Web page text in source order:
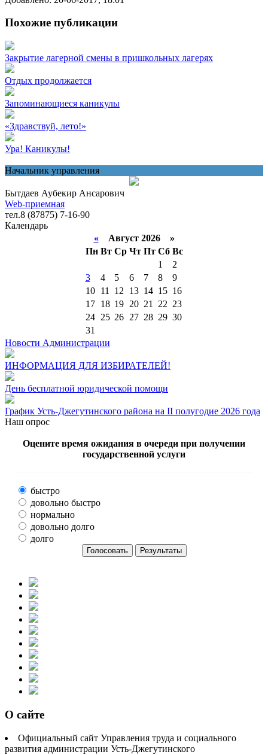
Похожие публикации
Закрытие лагерной смены в пришкольных лагерях
Отдых продолжается
Запоминающиеся каникулы
«Здравствуй, лето!»
Ура! Каникулы!
Начальник управления
Бытдаев Аубекир Ансарович
Web-приемная
тел.8 (87875) 7-16-90
Календарь
«Август 2026 »
Пн Вт Ср Чт Пт Сб Вс
1
2
3
4 5 6 7 8
9
10
11 12 13 14 15 16
17
18 19 20 21 22 23
24
25 26 27 28 29 30
31
Новости Администрации
ИНФОРМАЦИЯ ДЛЯ ИЗБИРАТЕЛЕЙ!
День бесплатной юридической помощи
График Усть-Джегутинского района на II полугодие 2026 года
Наш опрос
Оцените время ожидания в очереди при получении
государственной услуги
быстро
довольно быстро
нормально
довольно долго
долго
О сайте
Официальный сайт Управления труда и социального
развития администрации Усть-Джегутинского